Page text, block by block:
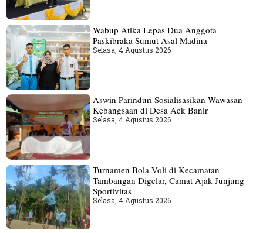
Wabup Atika Lepas Dua Anggota
Paskibraka Sumut Asal Madina
Selasa, 4 Agustus 2026
Aswin Parinduri Sosialisasikan Wawasan
Kebangsaan di Desa Aek Banir
Selasa, 4 Agustus 2026
Turnamen Bola Voli di Kecamatan
Tambangan Digelar, Camat Ajak Junjung
Sportivitas
Selasa, 4 Agustus 2026